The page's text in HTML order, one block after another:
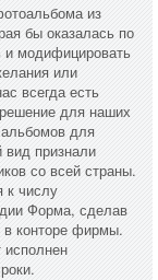
из
бы оказалась по
и модифицировать
или
всегда есть
для наших
для
вид признали
со всей страны.
к числу
Форма, сделав
в конторе фирмы.